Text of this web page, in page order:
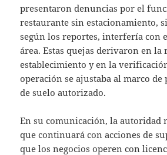
presentaron denuncias por el
restaurante sin estacionamiento,
según los reportes, interfería con
área. Estas quejas derivaron en la
establecimiento y en la
operación se ajustaba al marco de
de suelo autorizado.
En su comunicación, la autoridad
que continuará con acciones de
que los negocios operen con